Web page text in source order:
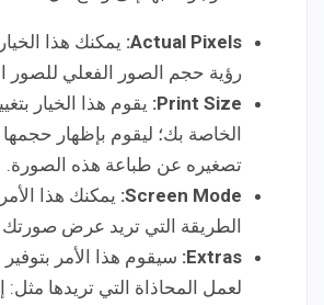
Actual Pixels: يمكنك هذا
رؤية حجم الصور الفعلي للصور
Print Size: يقوم هذا الخيار
الخاصة بك؛ ليقوم بإظهار حجمها
تصغيره عن طباعة هذه الصورة.
Screen Mode: يمكنك هذا
الطريقة التي تريد عرض صورتك
Extras: سيقوم هذا الأمر
لعمل المحاذاة التي تريدها مثل: